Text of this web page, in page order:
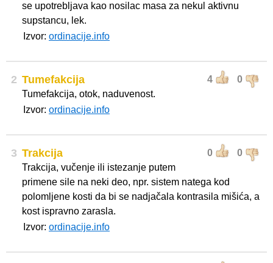
se upotrebljava kao nosilac masa za nekul aktivnu
supstancu, lek.
Izvor: ordinacije.info
2 4 0
Tumefakcija
Tumefakcija, otok, naduvenost.
Izvor: ordinacije.info
3 0 0
Trakcija
Trakcija, vučenje ili istezanje putem
primene sile na neki deo, npr. sistem natega kod
polomljene kosti da bi se nadjačala kontrasila mišića, a
kost ispravno zarasla.
Izvor: ordinacije.info